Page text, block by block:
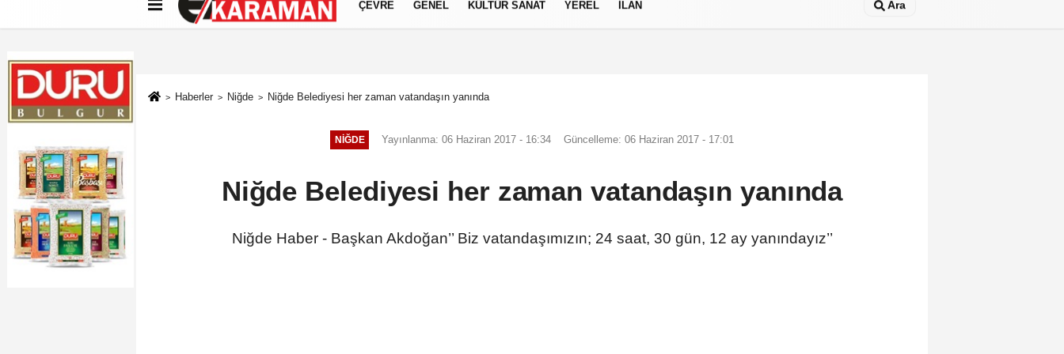
Künye İletişim Çerez Politikası Gizlilik İlkeleri
ÇEVRE GENEL KÜLTÜR SANAT YEREL İLAN Ara
Haberler Niğde Niğde Belediyesi her zaman vatandaşın yanında
NIĞDE Yayınlanma: 06 Haziran 2017 - 16:34 Güncelleme: 06 Haziran 2017 - 17:01
Niğde Belediyesi her zaman vatandaşın yanında
Niğde Haber - Başkan Akdoğan’’ Biz vatandaşımızın; 24 saat, 30 gün, 12 ay yanındayız’’